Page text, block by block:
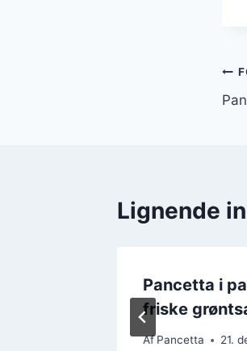
Lignende
Pancetta i
friske
Af Pancetta 21.